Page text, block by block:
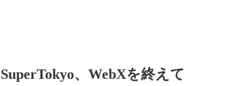
、WebXを終えて